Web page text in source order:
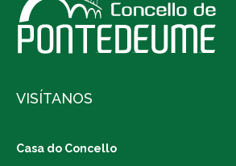
VISÍTANOS
Casa do Concello